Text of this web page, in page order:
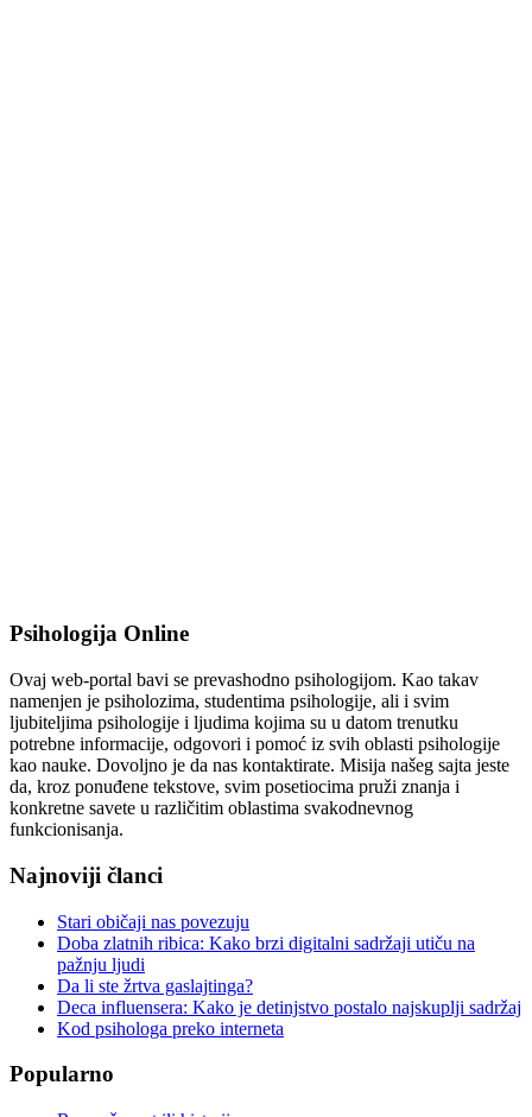
Psihologija Online
Ovaj web-portal bavi se prevashodno psihologijom. Kao takav
namenjen je psiholozima, studentima psihologije, ali i svim
ljubiteljima psihologije i ljudima kojima su u datom trenutku
potrebne informacije, odgovori i pomoć iz svih oblasti psihologije
kao nauke. Dovoljno je da nas kontaktirate. Misija našeg sajta jeste
da, kroz ponuđene tekstove, svim posetiocima pruži znanja i
konkretne savete u različitim oblastima svakodnevnog
funkcionisanja.
Najnoviji članci
Stari običaji nas povezuju
Doba zlatnih ribica: Kako brzi digitalni sadržaji utiču na
pažnju ljudi
Da li ste žrtva gaslajtinga?
Deca influensera: Kako je detinjstvo postalo najskuplji sadržaj
Kod psihologa preko interneta
Popularno